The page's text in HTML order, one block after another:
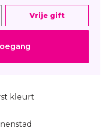
Vrije gift
kleurt